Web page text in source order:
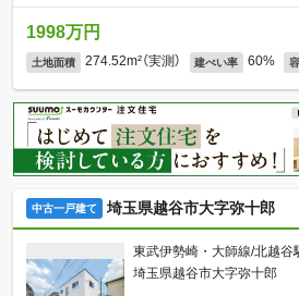
1998万円
土地面積 274.52m²（実測） 建ぺい率 60%
中古一戸建て 埼玉県越谷市大字弥十郎
東武伊勢崎・大師線/北越谷
埼玉県越谷市大字弥十郎